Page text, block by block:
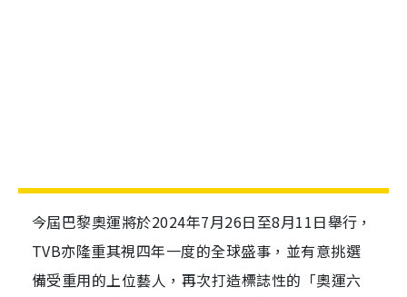
今屆巴黎奧運將於2024年7月26日至8月11日舉行，
TVB亦隆重其視四年一度的全球盛事，並有意挑選
備受重用的上位藝人，再次打造標誌性的「奧運六